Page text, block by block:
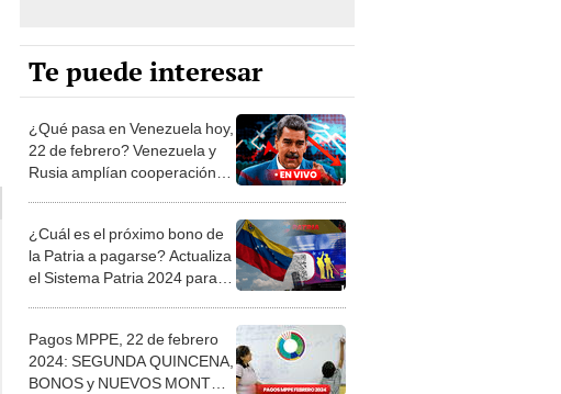
Te puede interesar
¿Qué pasa en Venezuela hoy,
22 de febrero? Venezuela y
Rusia amplían cooperación
¿Cuál es el próximo bono de
la Patria a pagarse? Actualiza
el Sistema Patria 2024 para
Pagos MPPE, 22 de febrero
2024: SEGUNDA QUINCENA,
BONOS y NUEVOS MONTOS